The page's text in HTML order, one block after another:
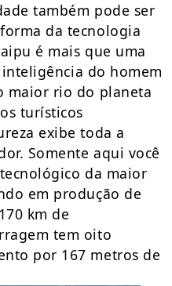
também pode ser
da tecnologia
é mais que uma
do homem
maior rio do planeta
turísticos
exibe toda a
Somente aqui você
da maior
em produção de
km de
tem oito
por 167 metros de